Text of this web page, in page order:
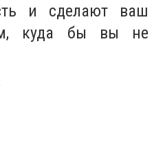
и сделают ваш
куда бы вы не